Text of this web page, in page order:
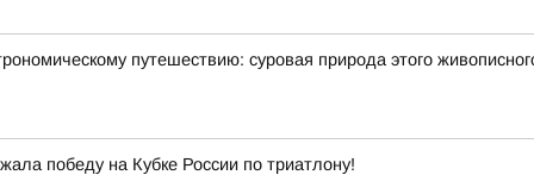
путешествию: суровая природа этого
победу на Кубке России по триатлону!